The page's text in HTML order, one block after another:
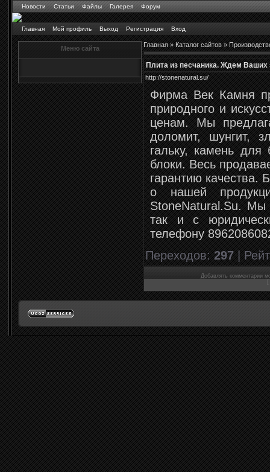
Новости Статьи Файлы Галерея Форум
Главная Мой профиль Выход Регистрация Вход
Меню сайта Главная»Каталог сайтов»
Плита из песчаника. Ждем Ваших
http://stonenatural.su/
Фирма Век Камня
природного и
ценам. Мы
доломит, шунгит,
гальку, камень для
блоки. Весь
гарантию
о нашей
StoneNatural.Su. Мы
так и с
телефону
Переходов:297|
Добавлять комментарии